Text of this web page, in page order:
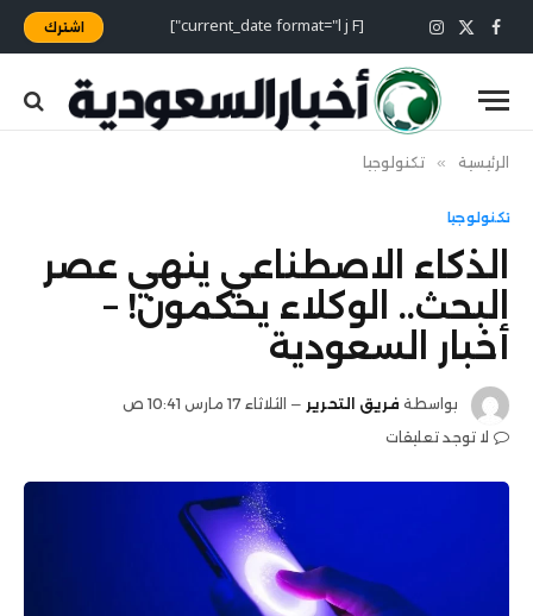
فيسبوك
X
(Twitter)
الانستغرام [current_date format="l j F"] اشترك
الرئيسية » تكنولوجيا
تكنولوجيا
الذكاء الاصطناعي ينهي عصر
البحث.. الوكلاء يحكمون! –
أخبار السعودية
بواسطة فريق التحرير
الثلاثاء 17 مارس 10:41 ص
لا توجد تعليقات